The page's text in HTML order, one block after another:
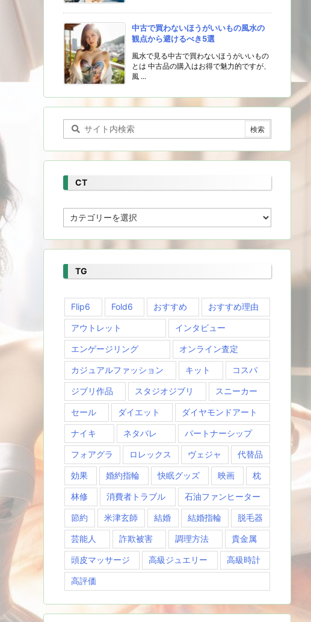
中古で買わないほうがいいもの風水の
観点から避けるべき5選
風水で見る中古で買わないほうがいいもの
とは 中古品の購入はお得で魅力的ですが、
風 ...
CT
CT
TG
Flip6 Fold6 おすすめ おすすめ理由
アウトレット インタビュー
エンゲージリング オンライン査定
カジュアルファッション キット コスパ
ジブリ作品 スタジオジブリ スニーカー
セール ダイエット ダイヤモンドアート
ナイキ ネタバレ パートナーシップ
フォアグラ ロレックス ヴェジャ 代替品
効果 婚約指輪 快眠グッズ 映画 枕
林修 消費者トラブル 石油ファンヒーター
節約 米津玄師 結婚 結婚指輪 脱毛器
芸能人 詐欺被害 調理方法 貴金属
頭皮マッサージ 高級ジュエリー 高級時計
高評価